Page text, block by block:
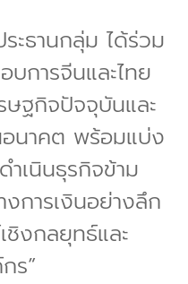
ะธานกลุ่ม ได้ร่วม
การจีนและไทย
ฐกิจปัจจุบันและ
อนาคต พร้อมแบ่ง
เนินธุรกิจข้าม
งการเงินอย่างลึก
งกลยุทธ์และ
ร”